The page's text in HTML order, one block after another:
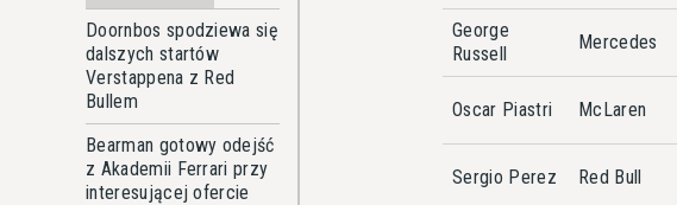
Doornbos spodziewa się
dalszych startów
Verstappena z Red
Bullem
Bearman gotowy odejść
z Akademii Ferrari przy
interesującej ofercie
George
Russell
Mercedes
Oscar Piastri McLaren
Sergio Perez Red Bull